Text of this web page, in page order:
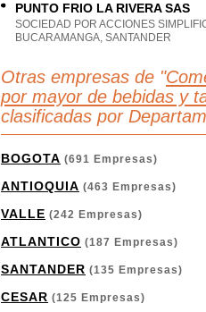
PUNTO FRIO LA RIVERA SAS
SOCIEDAD POR ACCIONES
BUCARAMANGA, SANTANDER
Otras empresas de "
por mayor de bebidas y
clasificadas por
BOGOTA (691 Empresas)
ANTIOQUIA (463 Empresas)
VALLE (242 Empresas)
ATLANTICO (187 Empresas)
SANTANDER (135 Empresas)
CESAR (125 Empresas)